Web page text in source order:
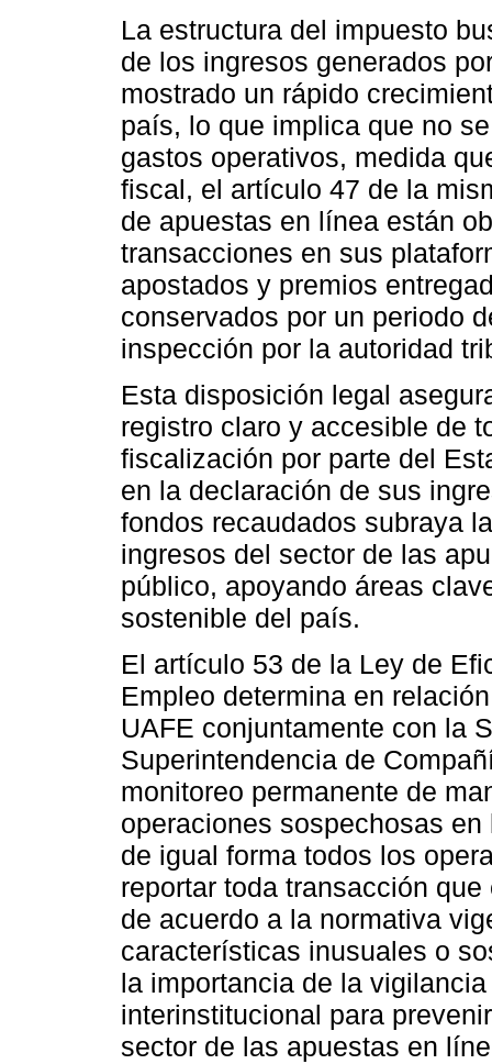
La estructura del impuesto
de los ingresos generados
mostrado un rápido
país, lo que implica que no
gastos operativos, medida
fiscal, el artículo 47 de la
de apuestas en línea están
transacciones en sus
apostados y premios
conservados por un periodo
inspección por la autoridad
Esta disposición legal
registro claro y accesible de
fiscalización por parte del
en la declaración de sus
fondos recaudados subraya
ingresos del sector de las
público, apoyando áreas
sostenible del país.
El artículo 53 de la Ley de
Empleo determina en
UAFE conjuntamente con la
Superintendencia de
monitoreo permanente de
operaciones sospechosas
de igual forma todos los
reportar toda transacción
de acuerdo a la normativa
características inusuales o
la importancia de la
interinstitucional para
sector de las apuestas en